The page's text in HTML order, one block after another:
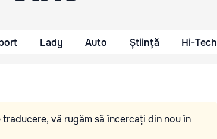
Lady Auto Știință Hi-Tech
vă rugăm să încercați din nou în